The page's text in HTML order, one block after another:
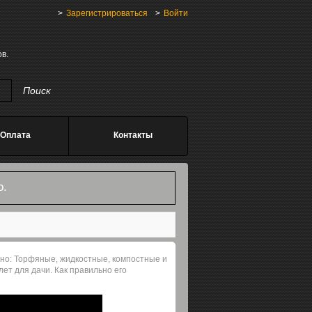
Зарегистрироваться
Войти
Оплата Контакты
Торфяные, жидкостные, компостные и
для дачи. Как правильно его